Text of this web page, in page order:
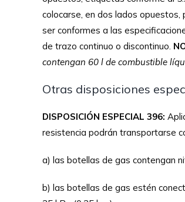
colocarse, en dos lados
ser conformes a las
de trazo continuo o discontinuo.
contengan 60 l de combustible
Otras disposiciones
DISPOSICIÓN ESPECIAL 396:
resistencia podrán transportarse
a) las botellas de gas contengan
b) las botellas de gas estén